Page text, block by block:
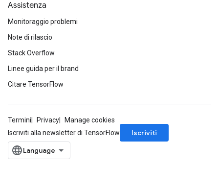
Assistenza
Monitoraggio problemi
Note di rilascio
Stack Overflow
Linee guida per il brand
Citare TensorFlow
Termini Privacy
Manage cookies
Iscriviti alla newsletter di TensorFlow
Iscriviti